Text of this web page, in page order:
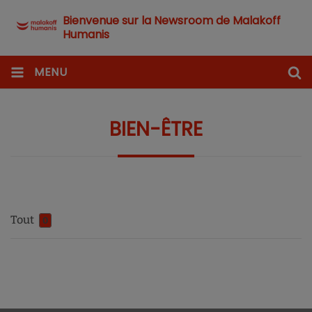
Bienvenue sur la Newsroom de Malakoff
Humanis
MENU
BIEN-ÊTRE
Tout 0